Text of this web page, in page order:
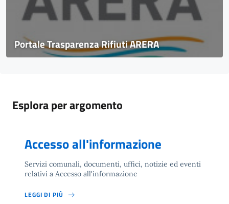
Portale Trasparenza Rifiuti ARERA
Esplora per argomento
Accesso all'informazione
Servizi comunali, documenti, uffici, notizie ed eventi
relativi a Accesso all'informazione
LEGGI DI PIÙ